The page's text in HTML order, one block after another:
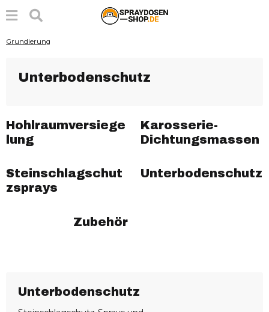
Grundierung
Unterbodenschutz
Hohlraumversiege
lung
Karosserie-
Dichtungsmassen
Steinschlagschut
zsprays
Unterbodenschutz
Zubehör
Unterbodenschutz